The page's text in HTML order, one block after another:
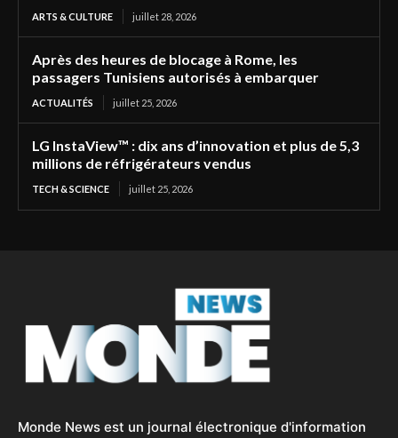
ARTS & CULTURE juillet 28, 2026
Après des heures de blocage à Rome, les
passagers Tunisiens autorisés à embarquer
ACTUALITÉS juillet 25, 2026
LG InstaView™ : dix ans d’innovation et plus de 5,3
millions de réfrigérateurs vendus
TECH & SCIENCE juillet 25, 2026
Monde News est un journal électronique d'information